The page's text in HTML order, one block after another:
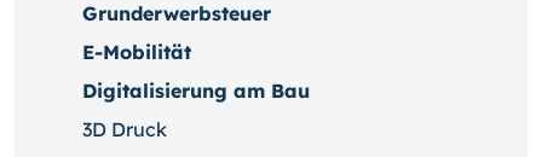
Grunderwerbsteuer
E-Mobilität
Digitalisierung am Bau
3D Druck